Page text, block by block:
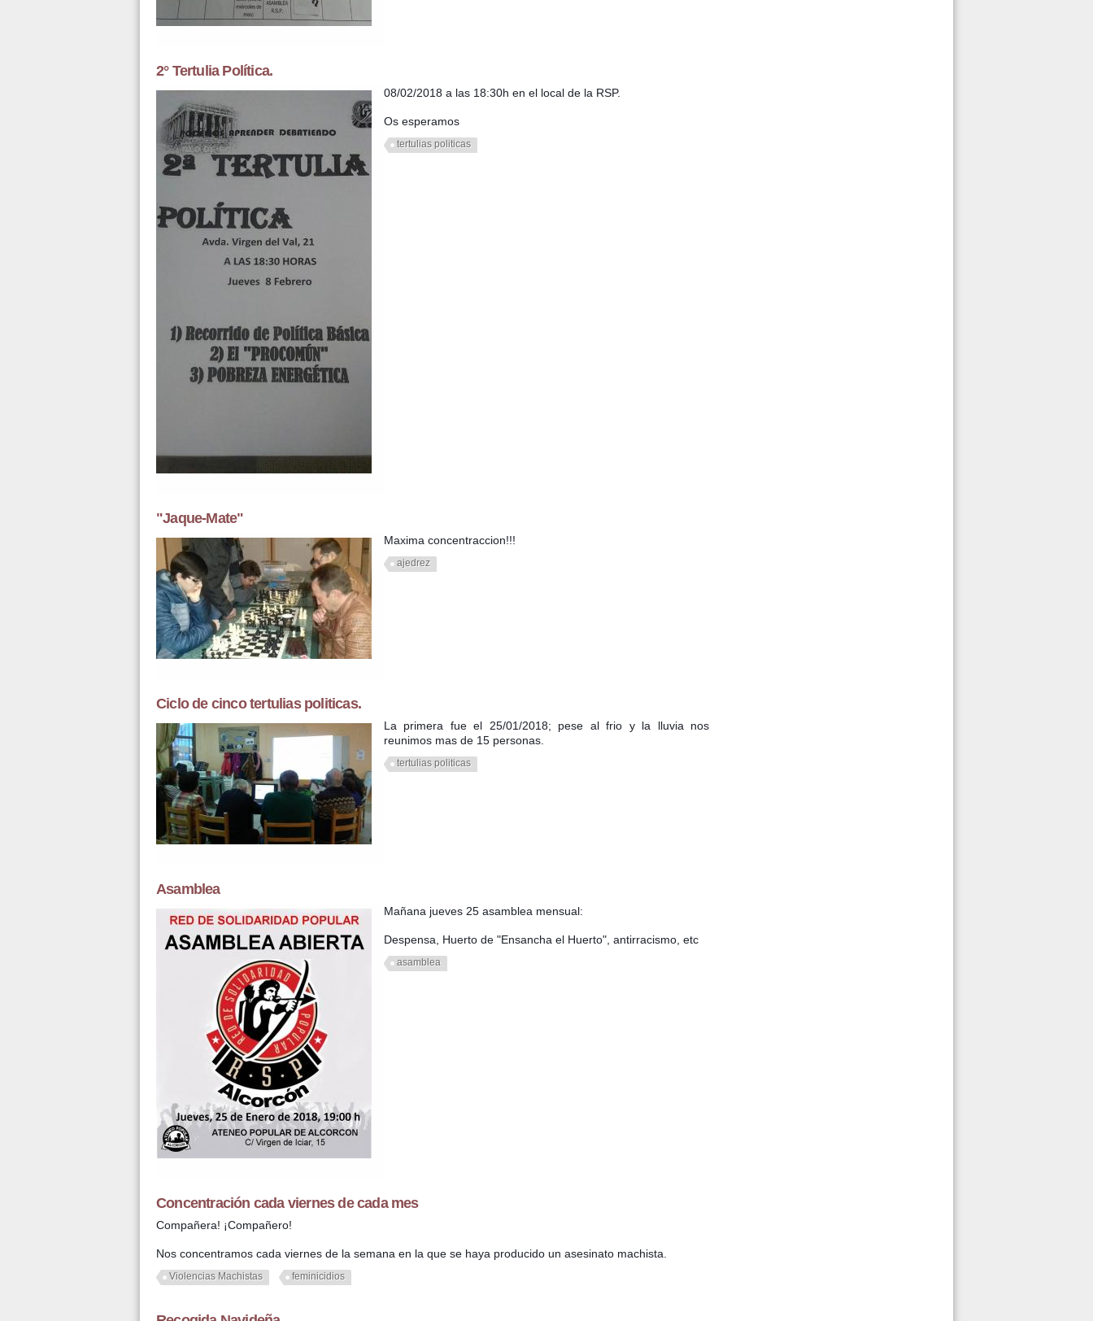
2° Tertulia Política.
08/02/2018 a las 18:30h en el local de la RSP.
Os esperamos
tertulias politicas
"Jaque-Mate"
Maxima concentraccion!!!
ajedrez
Ciclo de cinco tertulias politicas.
La primera fue el 25/01/2018; pese al frio y la lluvia nos
reunimos mas de 15 personas.
tertulias politicas
Asamblea
Mañana jueves 25 asamblea mensual:
Despensa, Huerto de "Ensancha el Huerto", antirracismo, etc
asamblea
Concentración cada viernes de cada mes
Compañera! ¡Compañero!
Nos concentramos cada viernes de la semana en la que se haya producido un asesinato machista.
Violencias Machistas feminicidios